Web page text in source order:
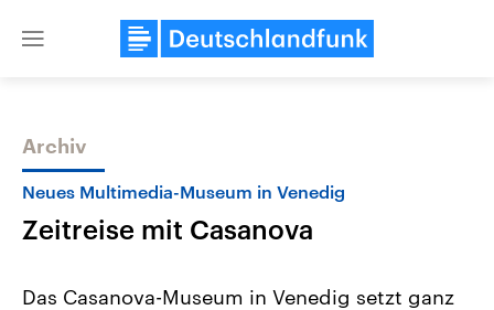
Close
Themen
Archiv
Neues Multimedia-Museum in Venedig
Zeitreise mit Casanova
Das Casanova-Museum in Venedig setzt ganz